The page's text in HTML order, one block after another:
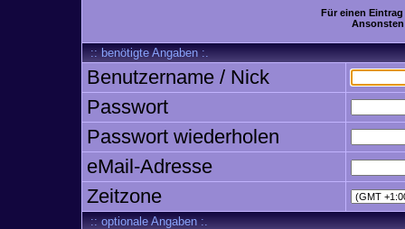
Für einen
:: benötigte Angaben :.
Benutzername / Nick
Passwort
Passwort wiederholen
eMail-Adresse
Zeitzone
:: optionale Angaben :.